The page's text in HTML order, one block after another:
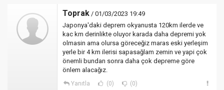
Toprak / 01/03/2023 19:49
Japonya'daki deprem okyanusta 120km ilerde ve
kac km derinlikte oluyor karada daha depremi yok
olmasin ama olursa göreceğiz maras eski yerleşim
yerle bir 4 km ilerisi sapasağlam zemin ve yapi çok
önemli bundan sonra daha çok depreme göre
önlem alacağız.
Yanıtla (0) (0)